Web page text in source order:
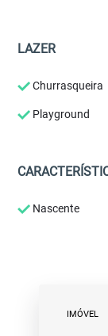
LAZER
Churrasqueira
Playground
Nascente
IMÓVEL